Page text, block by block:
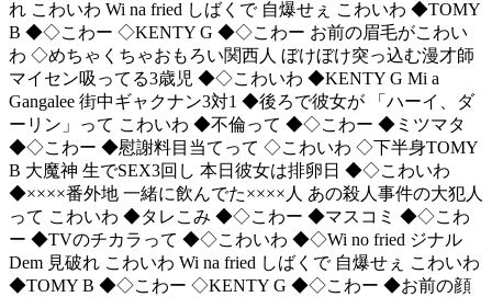
れ こわいわ Wi na fried しばくで 自爆せぇ こわいわ ◆TOMY
B ◆◇こわー ◇KENTY G ◆◇こわー お前の眉毛がこわい
わ ◇めちゃくちゃおもろい関西人 ぼけぼけ突っ込む漫才師
マイセン吸ってる3歳児 ◆◇こわいわ ◆KENTY G Mi a
Gangalee 街中ギャクナン3対1 ◆後ろで彼女が 「ハーイ、ダ
ーリン」って こわいわ ◆不倫って ◆◇こわー ◆ミツマタ
◆◇こわー ◆慰謝料目当てって ◇こわいわ ◇下半身TOMY
B 大魔神 生でSEX3回し 本日彼女は排卵日 ◆◇こわいわ
◆××××番外地 一緒に飲んでた××××人 あの殺人事件の大犯人
って こわいわ ◆タレこみ ◆◇こわー ◆マスコミ ◆◇こわ
ー ◆TVのチカラって ◆◇こわいわ ◆◇Wi no fried ジナル
Dem 見破れ こわいわ Wi na fried しばくで 自爆せぇ こわいわ
◆TOMY B ◆◇こわー ◇KENTY G ◆◇こわー ◆お前の顔